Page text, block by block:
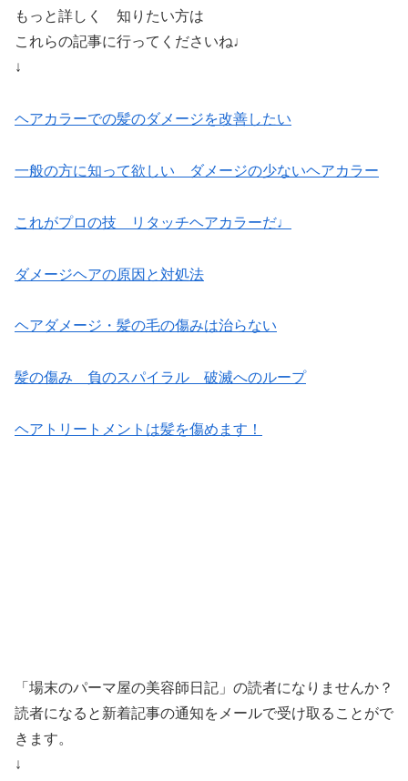
もっと詳しく 知りたい方は
これらの記事に行ってくださいね♩
↓
ヘアカラーでの髪のダメージを改善したい
一般の方に知って欲しい ダメージの少ないヘアカラー
これがプロの技 リタッチヘアカラーだ♩
ダメージヘアの原因と対処法
ヘアダメージ・髪の毛の傷みは治らない
髪の傷み 負のスパイラル 破滅へのループ
ヘアトリートメントは髪を傷めます！
「場末のパーマ屋の美容師日記」の読者になりませんか？
読者になると新着記事の通知をメールで受け取ることがで
きます。
↓